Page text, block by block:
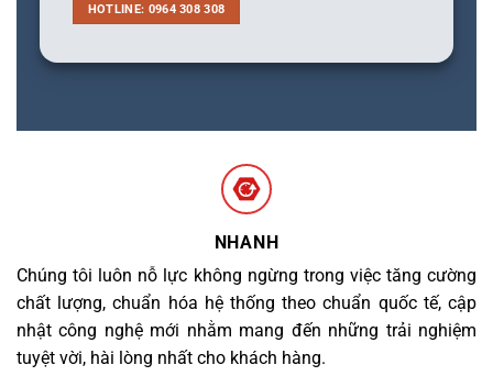
HOTLINE: 0964 308 308
NHANH
Chúng tôi luôn nỗ lực không ngừng trong việc tăng cường
chất lượng, chuẩn hóa hệ thống theo chuẩn quốc tế, cập
nhật công nghệ mới nhằm mang đến những trải nghiệm
tuyệt vời, hài lòng nhất cho khách hàng.